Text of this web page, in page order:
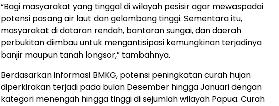
“Bagi masyarakat yang tinggal di wilayah pesisir agar mewaspadai
potensi pasang air laut dan gelombang tinggi. Sementara itu,
masyarakat di dataran rendah, bantaran sungai, dan daerah
perbukitan diimbau untuk mengantisipasi kemungkinan terjadinya
banjir maupun tanah longsor,” tambahnya.
Berdasarkan informasi BMKG, potensi peningkatan curah hujan
diperkirakan terjadi pada bulan Desember hingga Januari dengan
kategori menengah hingga tinggi di sejumlah wilayah Papua. Curah